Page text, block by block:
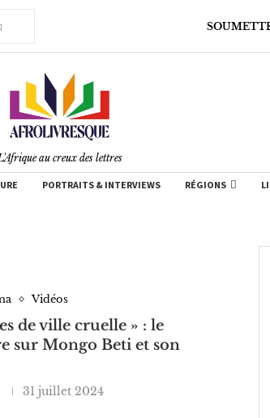
au creux des lettres
PORTRAITS & INTERVIEWS RÉGIONS
Vidéos
de ville cruelle » : le
sur Mongo Beti et son
31 juillet 2024